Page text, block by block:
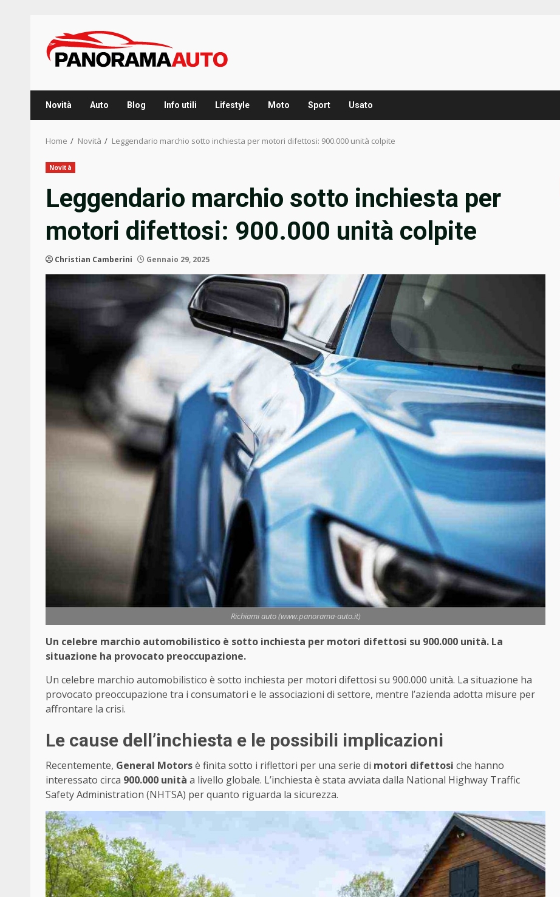
content
Novità Auto Blog Info utili Lifestyle Moto Sport Usato
Home Novità Leggendario marchio sotto inchiesta per motori difettosi: 900.000 unità colpite
Novità
Leggendario marchio sotto inchiesta per
motori difettosi: 900.000 unità colpite
Christian Camberini Gennaio 29, 2025
Richiami auto (www.panorama-auto.it)
Un celebre marchio automobilistico è sotto inchiesta per motori difettosi su 900.000 unità. La
situazione ha provocato preoccupazione.
Un celebre marchio automobilistico è sotto inchiesta per motori difettosi su 900.000 unità. La situazione ha
provocato preoccupazione tra i consumatori e le associazioni di settore, mentre l’azienda adotta misure per
affrontare la crisi.
Le cause dell’inchiesta e le possibili implicazioni
Recentemente, General Motorsè finita sotto i riflettori per una serie di motori difettosi che hanno
interessato circa 900.000 unità a livello globale. L’inchiesta è stata avviata dalla National Highway Traffic
Safety Administration (NHTSA) per quanto riguarda la sicurezza.